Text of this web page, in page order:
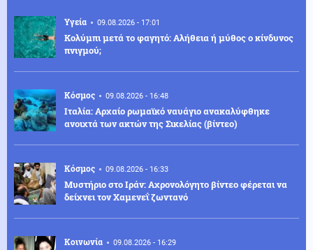
Υγεία 09.08.2026 - 17:01
Κολύμπι μετά το φαγητό: Αλήθεια ή μύθος ο κίνδυνος
πνιγμού;
Κόσμος 09.08.2026 - 16:48
Ιταλία: Αρχαίο ρωμαϊκό ναυάγιο ανακαλύφθηκε
ανοιχτά των ακτών της Σικελίας (βίντεο)
Κόσμος 09.08.2026 - 16:33
Μυστήριο στο Ιράν: Αχρονολόγητο βίντεο φέρεται να
δείχνει τον Χαμενεΐ ζωντανό
Κοινωνία 09.08.2026 - 16:29